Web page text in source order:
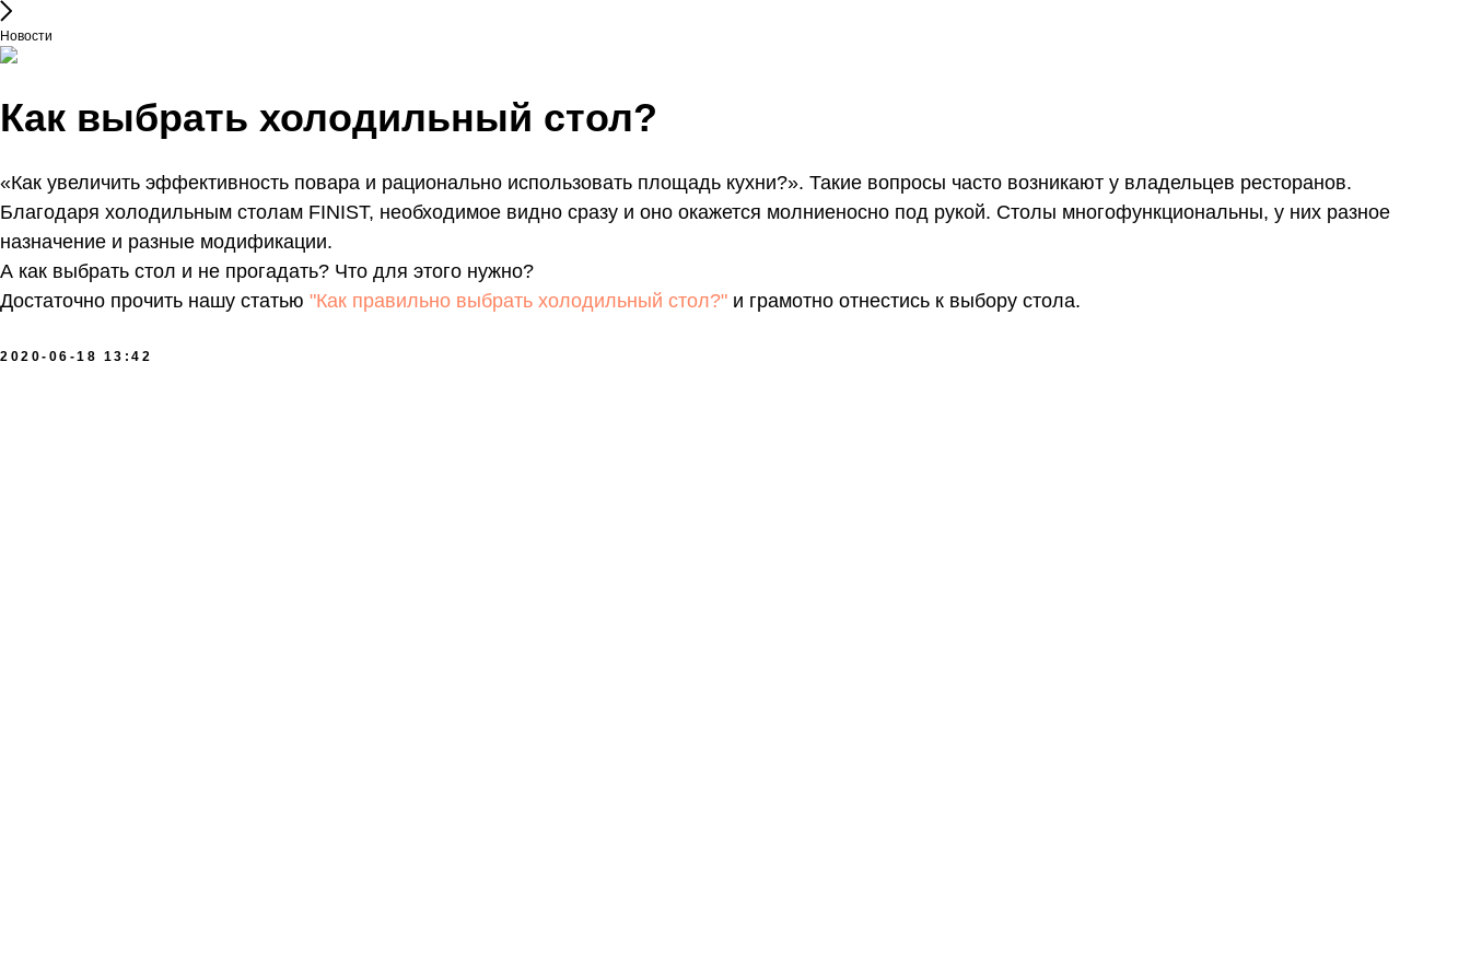
Новости
Как выбрать холодильный стол?
«Как увеличить эффективность повара и рационально использовать площадь кухни?». Такие вопросы часто возникают у владельцев ресторанов.
Благодаря холодильным столам FINIST, необходимое видно сразу и оно окажется молниеносно под рукой. Столы многофункциональны, у них разное
назначение и разные модификации.
А как выбрать стол и не прогадать? Что для этого нужно?
Достаточно прочить нашу статью "Как правильно выбрать холодильный стол?" и грамотно отнестись к выбору стола.
2020-06-18 13:42